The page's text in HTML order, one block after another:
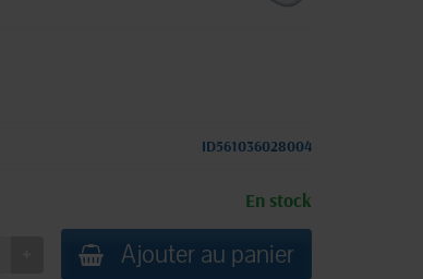
ID561036028004
En stock
Ajouter au panier